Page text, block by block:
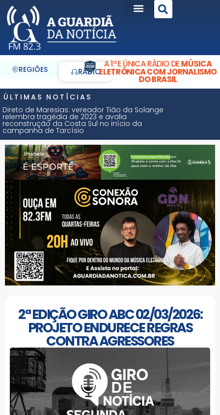
REGIÕES RÁDIO
A 1ª E ÚNICA RÁDIO DEMÚSICA
ELETRÔNICA COM JORNALISMO
DO BRASIL
ÚLTIMAS NOTÍCIAS
Direto de Maresias: vereador Tião da Solange
relembra tragédia de 2023 e avalia
reconstrução da Costa Sul no início da
campanha de Tarcísio
2ª EDIÇÃO GIRO ABC 02/03/2026:
PROJETO ENDURECE REGRAS
CONTRA AGRESSORES